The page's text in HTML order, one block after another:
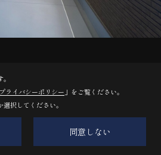
々インナーバルコニーは
外空間をより身近に感じることがで
プライバシーポリシー 」をご覧ください。
択してください。
同意しない